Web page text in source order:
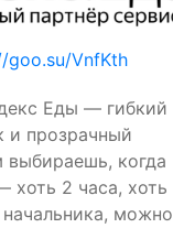
goo.su/VnfKth
Еды — гибкий
и прозрачный
когда
хоть 2 часа, хоть
можно